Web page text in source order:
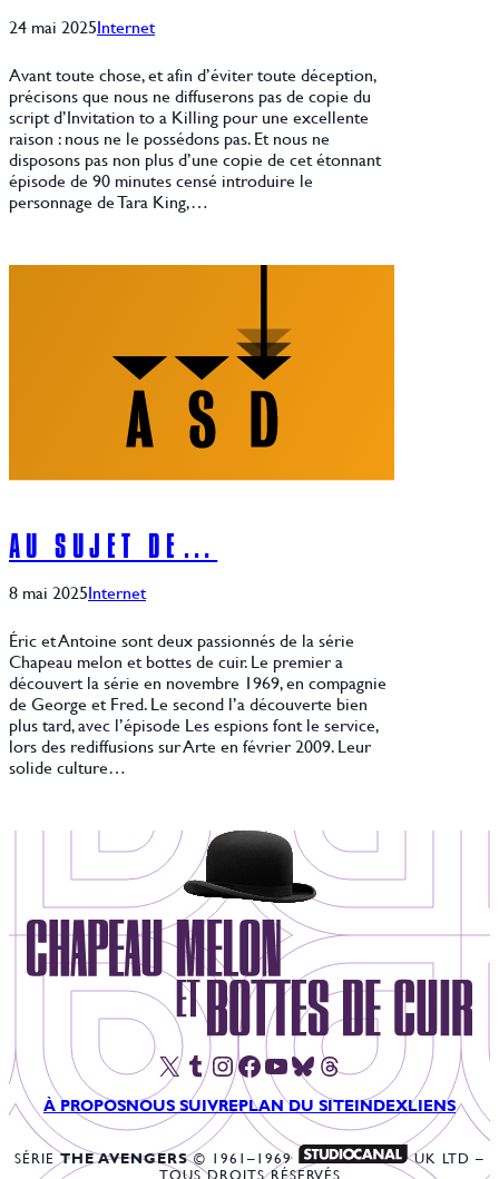
24 mai 2025Internet
Avant toute chose, et afin d’éviter toute déception,
précisons que nous ne diffuserons pas de copie du
script d’Invitation to a Killing pour une excellente
raison : nous ne le possédons pas. Et nous ne
disposons pas non plus d’une copie de cet étonnant
épisode de 90 minutes censé introduire le
personnage de Tara King,…
AU SUJET DE…
8 mai 2025Internet
Éric et Antoine sont deux passionnés de la série
Chapeau melon et bottes de cuir. Le premier a
découvert la série en novembre 1969, en compagnie
de George et Fred. Le second l’a découverte bien
plus tard, avec l’épisode Les espions font le service,
lors des rediffusions sur Arte en février 2009. Leur
solide culture…
X Tumblr InstagramFacebook YouTube Bluesky Threads
À PROPOSNOUS SUIVREPLAN DU SITEINDEXLIENS
SÉRIETHE AVENGERS© 1961–1969
UK LTD –
TOUS DROITS RÉSERVÉS